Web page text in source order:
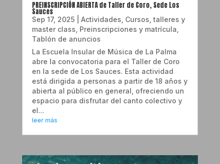
PREINSCRIPCIÓN ABIERTA de Taller de Coro, Sede Los
Sauces
Sep 17, 2025| Actividades Cursos, talleres y
master class Preinscripciones y matrícula
Tablón de anuncios
La Escuela Insular de Música de La Palma
abre la convocatoria para el Taller de Coro
en la sede de Los Sauces. Esta actividad
está dirigida a personas a partir de 18 años y
abierta al público en general, ofreciendo un
espacio para disfrutar del canto colectivo y
el...
leer más